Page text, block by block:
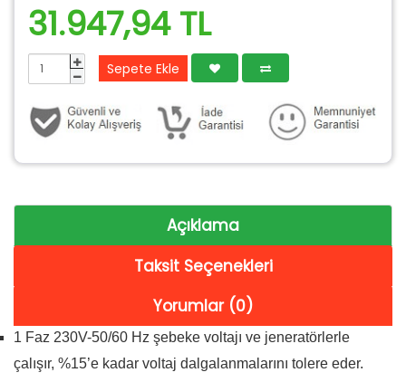
31.947,94 TL
Sepete Ekle
Açıklama
Taksit Seçenekleri
Yorumlar (0)
1 Faz 230V-50/60 Hz şebeke voltajı ve jeneratörlerle
çalışır, %15’e kadar voltaj dalgalanmalarını tolere eder.